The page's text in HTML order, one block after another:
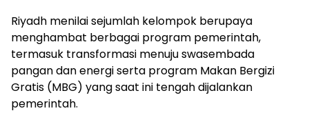
Riyadh menilai sejumlah kelompok berupaya
menghambat berbagai program pemerintah,
termasuk transformasi menuju swasembada
pangan dan energi serta program Makan Bergizi
Gratis (MBG) yang saat ini tengah dijalankan
pemerintah.